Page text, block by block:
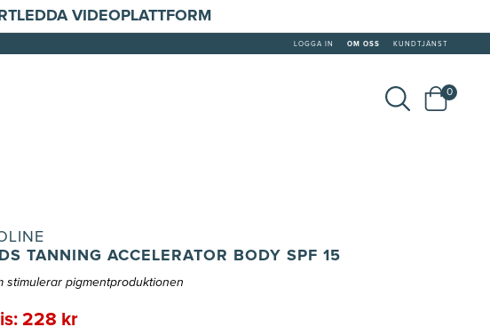
VIDEOPLATTFORM
LOGGA IN OM OSS KUNDTJÄNST
0
TANNING ACCELERATOR BODY SPF 15
stimulerar pigmentproduktionen
228 kr